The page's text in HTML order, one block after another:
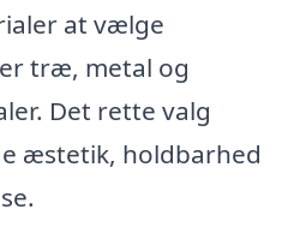
at vælge
træ, metal og
Det rette valg
æstetik, holdbarhed